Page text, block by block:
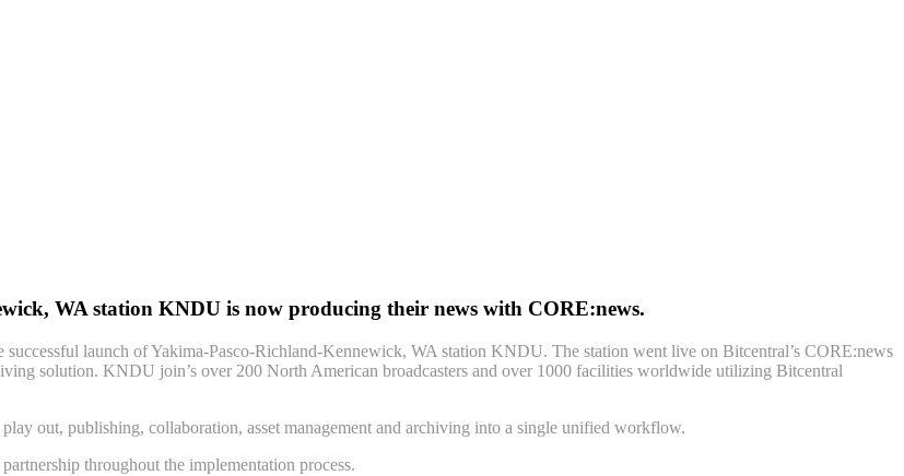
WA station KNDU is now producing their news with CORE:news.
successful launch of Yakima-Pasco-Richland-Kennewick, WA station KNDU. The station went live on Bitcentral’s CORE:news
solution. KNDU join’s over 200 North American broadcasters and over 1000 facilities worldwide utilizing Bitcentral
out, publishing, collaboration, asset management and archiving into a single unified workflow.
throughout the implementation process.